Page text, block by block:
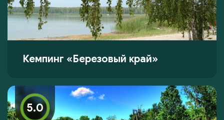
Кемпинг «Березовый край»
5.0